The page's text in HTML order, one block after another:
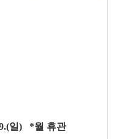
일) *월 휴관